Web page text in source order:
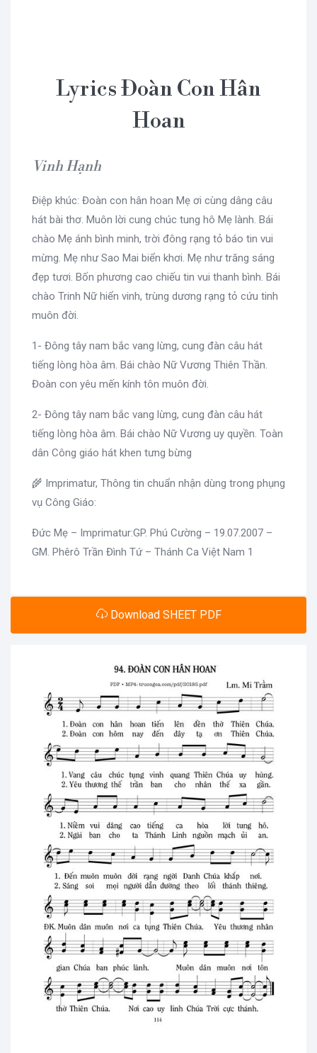
Lyrics Đoàn Con Hân
Hoan
Vinh Hạnh
Điệp khúc: Đoàn con hân hoan Mẹ ơi cùng dâng câu
hát bài thơ. Muôn lời cung chúc tung hô Mẹ lành. Bái
chào Mẹ ánh bình minh, trời đông rạng tỏ báo tin vui
mừng. Mẹ như Sao Mai biển khơi. Mẹ như trăng sáng
đẹp tươi. Bốn phương cao chiếu tin vui thanh bình. Bái
chào Trinh Nữ hiển vinh, trùng dương rạng tỏ cứu tinh
muôn đời.
1- Đông tây nam bắc vang lừng, cung đàn câu hát
tiếng lòng hòa âm. Bái chào Nữ Vương Thiên Thần.
Đoàn con yêu mến kính tôn muôn đời.
2- Đông tây nam bắc vang lừng, cung đàn câu hát
tiếng lòng hòa âm. Bái chào Nữ Vương uy quyền. Toàn
dân Công giáo hát khen tưng bừng
🌾 Imprimatur, Thông tin chuẩn nhận dùng trong phụng
vụ Công Giáo:
Đức Mẹ – Imprimatur:GP. Phú Cường – 19.07.2007 –
GM. Phêrô Trần Đình Tứ – Thánh Ca Việt Nam 1
Download SHEET PDF